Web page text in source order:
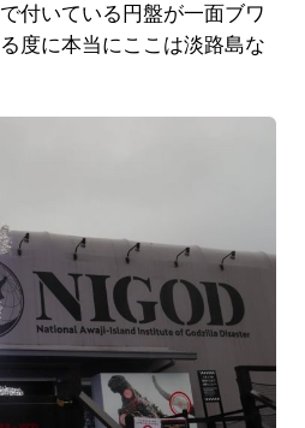
付いている円盤が一面ブワ
度に本当にここは淡路島な